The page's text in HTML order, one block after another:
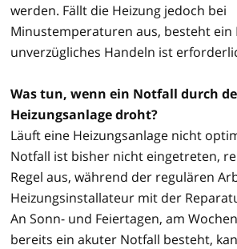
werden. Fällt die Heizung jedoch bei
Minustemperaturen aus, besteht ein
unverzügliches Handeln ist
Was tun, wenn ein Notfall durch
Heizungsanlage droht?
Läuft eine Heizungsanlage nicht
Notfall ist bisher nicht eingetreten,
Regel aus, während der regulären
Heizungsinstallateur mit der
An Sonn- und Feiertagen, am
bereits ein akuter Notfall besteht,